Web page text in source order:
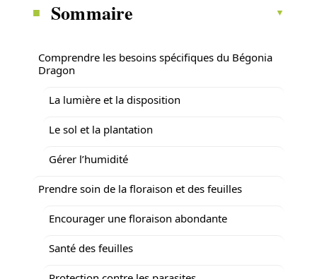
Sommaire
Comprendre les besoins spécifiques du Bégonia
Dragon
La lumière et la disposition
Le sol et la plantation
Gérer l’humidité
Prendre soin de la floraison et des feuilles
Encourager une floraison abondante
Santé des feuilles